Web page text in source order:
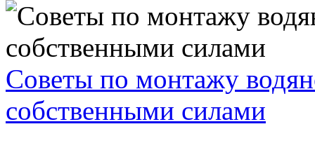
Советы по монтажу
собственными силами